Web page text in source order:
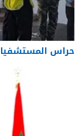
حراس